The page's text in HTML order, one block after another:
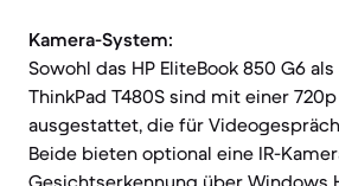
Kamera-System:
Sowohl das HP EliteBook 850 G6
ThinkPad T480S sind mit einer
ausgestattet, die für
Beide bieten optional eine IR-
Gesichtserkennung über Windows